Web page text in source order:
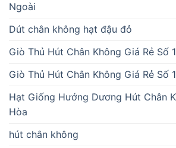
Ngoài
Dút chân không hạt đậu đỏ
Giò Thủ Hút Chân Không Giá Rẻ Số
Giò Thủ Hút Chân Không Giá Rẻ Số
Hạt Giống Hướng Dương Hút Chân
Hòa
hút chân không